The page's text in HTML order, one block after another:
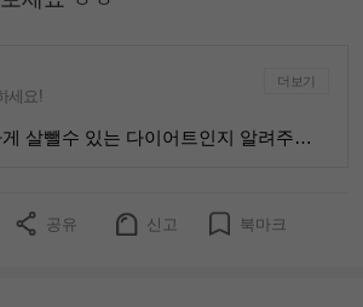
세요!
더보기
· 제대로된! 건강하게 살뺄수 있는 다이어트인지 알려주세요:)
공유 신고 북마크